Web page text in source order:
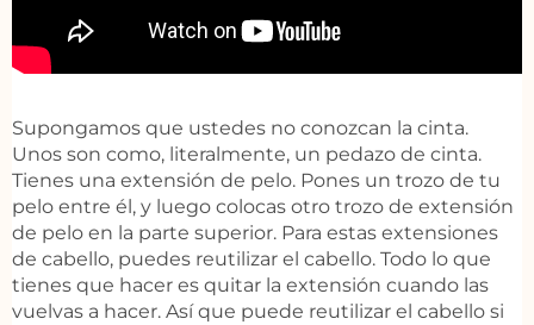
Supongamos que ustedes no conozcan la cinta.
Unos son como, literalmente, un pedazo de cinta.
Tienes una extensión de pelo. Pones un trozo de tu
pelo entre él, y luego colocas otro trozo de extensión
de pelo en la parte superior. Para estas extensiones
de cabello, puedes reutilizar el cabello. Todo lo que
tienes que hacer es quitar la extensión cuando las
vuelvas a hacer. Así que puede reutilizar el cabello si